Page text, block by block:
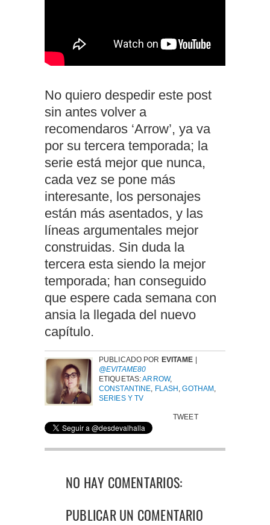
No quiero despedir este post
sin antes volver a
recomendaros ‘Arrow’, ya va
por su tercera temporada; la
serie está mejor que nunca,
cada vez se pone más
interesante, los personajes
están más asentados, y las
líneas argumentales mejor
construidas. Sin duda la
tercera esta siendo la mejor
temporada; han conseguido
que espere cada semana con
ansia la llegada del nuevo
capítulo.
PUBLICADO POR EVITAME |
@EVITAME80
ETIQUETAS:ARROW,
CONSTANTINE FLASH ,GOTHAM
SERIES Y TV
TWEET
NO HAY COMENTARIOS:
PUBLICAR UN COMENTARIO